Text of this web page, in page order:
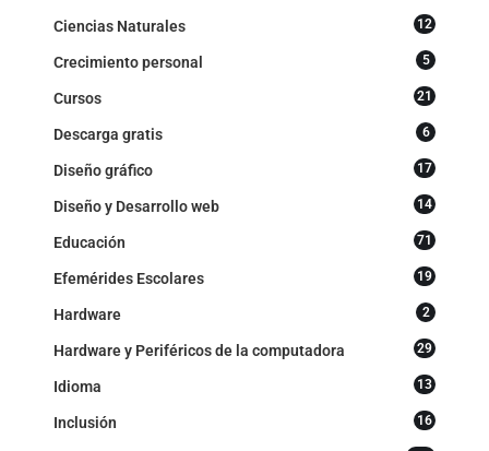
Ciencias Naturales 12
Crecimiento personal 5
Cursos 21
Descarga gratis 6
Diseño gráfico 17
Diseño y Desarrollo web 14
Educación 71
Efemérides Escolares 19
Hardware 2
Hardware y Periféricos de la computadora 29
Idioma 13
Inclusión 16